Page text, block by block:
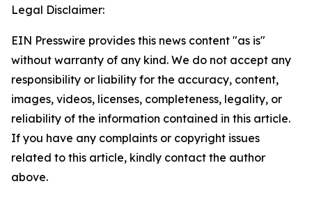
Legal Disclaimer:
EIN Presswire provides this news content "as is"
without warranty of any kind. We do not accept any
responsibility or liability for the accuracy, content,
images, videos, licenses, completeness, legality, or
reliability of the information contained in this article.
If you have any complaints or copyright issues
related to this article, kindly contact the author
above.